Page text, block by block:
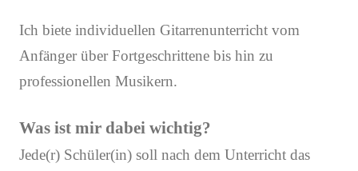
Ich biete individuellen Gitarrenunterricht vom
Anfänger über Fortgeschrittene bis hin zu
professionellen Musikern.
Was ist mir dabei wichtig?
Jede(r) Schüler(in) soll nach dem Unterricht das